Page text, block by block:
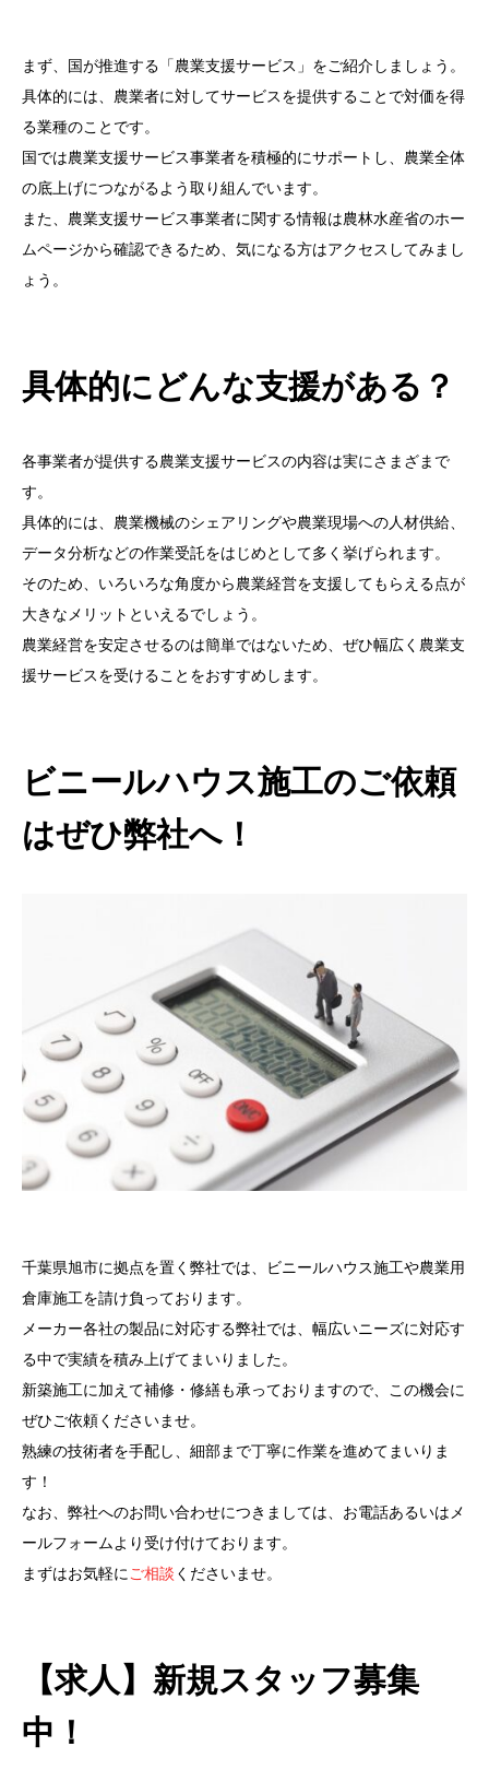
まず、国が推進する「農業支援サービス」をご紹介しましょう。
具体的には、農業者に対してサービスを提供することで対価を得
る業種のことです。
国では農業支援サービス事業者を積極的にサポートし、農業全体
の底上げにつながるよう取り組んでいます。
また、農業支援サービス事業者に関する情報は農林水産省のホー
ムページから確認できるため、気になる方はアクセスしてみまし
ょう。
具体的にどんな支援がある？
各事業者が提供する農業支援サービスの内容は実にさまざまで
す。
具体的には、農業機械のシェアリングや農業現場への人材供給、
データ分析などの作業受託をはじめとして多く挙げられます。
そのため、いろいろな角度から農業経営を支援してもらえる点が
大きなメリットといえるでしょう。
農業経営を安定させるのは簡単ではないため、ぜひ幅広く農業支
援サービスを受けることをおすすめします。
ビニールハウス施工のご依頼
はぜひ弊社へ！
千葉県旭市に拠点を置く弊社では、ビニールハウス施工や農業用
倉庫施工を請け負っております。
メーカー各社の製品に対応する弊社では、幅広いニーズに対応す
る中で実績を積み上げてまいりました。
新築施工に加えて補修・修繕も承っておりますので、この機会に
ぜひご依頼くださいませ。
熟練の技術者を手配し、細部まで丁寧に作業を進めてまいりま
す！
なお、弊社へのお問い合わせにつきましては、お電話あるいはメ
ールフォームより受け付けております。
まずはお気軽に ご相談 くださいませ。
【求人】新規スタッフ募集
中！